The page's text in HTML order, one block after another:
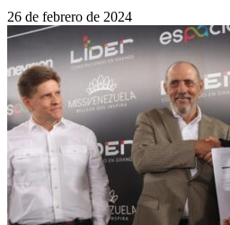
26 de febrero de 2024